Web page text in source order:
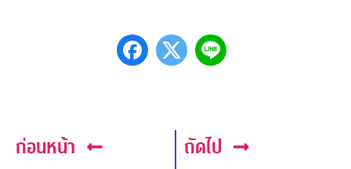
ก่อนหน้า ถัดไป